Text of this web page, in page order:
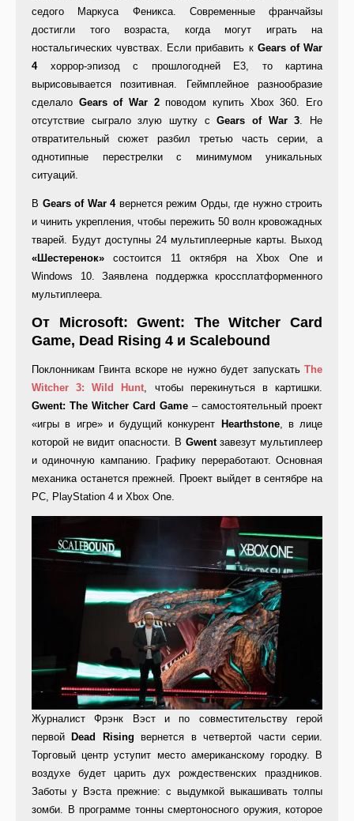
седого Маркуса Феникса. Современные франчайзы
достигли того возраста, когда могут играть на
ностальгических чувствах. Если прибавить к Gears of War
4хоррор-эпизод с прошлогодней E3, то картина
вырисовывается позитивная. Геймплейное разнообразие
сделало Gears of War 2поводом купить Xbox 360. Его
отсутствие сыграло злую шутку сGears of War 3 . Не
отвратительный сюжет разбил третью часть серии, а
однотипные перестрелки с минимумом уникальных
ситуаций.
В Gears of War 4вернется режим Орды, где нужно строить
и чинить укрепления, чтобы пережить 50 волн кровожадных
тварей. Будут доступны 24 мультиплеерные карты. Выход
«Шестеренок» состоится 11 октября на Xbox One и
Windows 10. Заявлена поддержка кроссплатформенного
мультиплеера.
От Microsoft: Gwent: The Witcher Card
Game, Dead Rising 4 и Scalebound
Поклонникам Гвинта вскоре не нужно будет запускать The
Witcher 3: Wild Hunt , чтобы перекинуться в картишки.
Gwent: The Witcher Card Game – самостоятельный проект
«игры в игре» и будущий конкурент
Hearthstone, в лице
которой не видит опасности. В Gwentзавезут мультиплеер
и одиночную кампанию. Графику переработают. Основная
механика останется прежней. Проект выйдет в сентябре на
PC, PlayStation 4 и Xbox One.
Журналист Фрэнк Вэст и по совместительству герой
первой
Dead Rising вернется в четвертой части серии.
Торговый центр уступит место американскому городку. В
воздухе будет царить дух рождественских праздников.
Заботы у Вэста прежние: с выдумкой выкашивать толпы
зомби. В программе тонны смертоносного оружия, которое